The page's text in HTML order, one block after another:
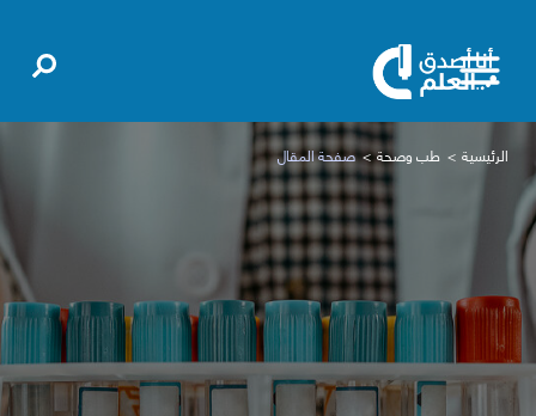
الرئيسية طب وصحة صفحة المقال